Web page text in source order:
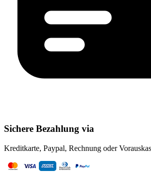
Sichere Bezahlung via
Kreditkarte, Paypal, Rechnung oder